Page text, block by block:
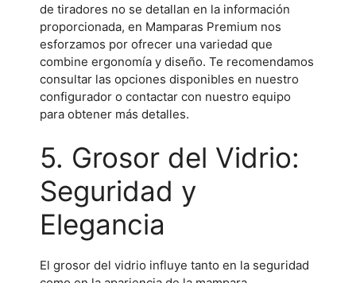
de tiradores no se detallan en la información
proporcionada, en Mamparas Premium nos
esforzamos por ofrecer una variedad que
combine ergonomía y diseño. Te recomendamos
consultar las opciones disponibles en nuestro
configurador o contactar con nuestro equipo
para obtener más detalles.
5. Grosor del Vidrio:
Seguridad y
Elegancia
El grosor del vidrio influye tanto en la seguridad